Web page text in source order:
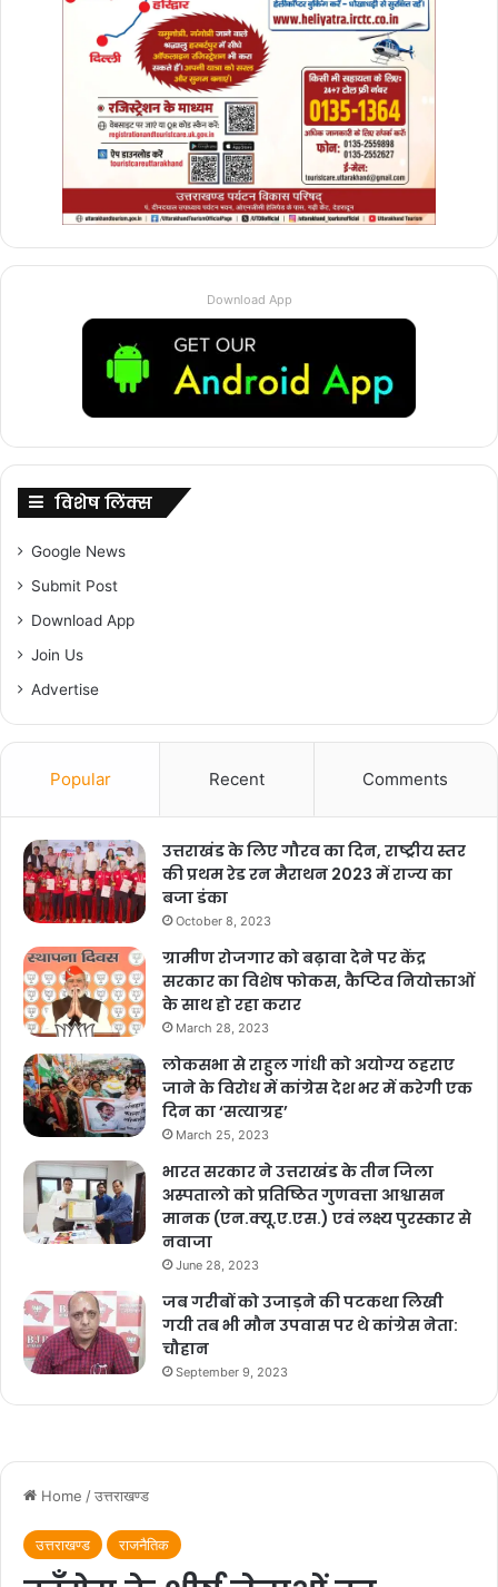
Download App
विशेष लिंक्स
Google News
Submit Post
Download App
Join Us
Advertise
Popular Recent Comments
उत्तराखंड के लिए गौरव का दिन, राष्ट्रीय स्तर
की प्रथम रेड रन मैराथन 2023 में राज्य का
बजा डंका
October 8, 2023
ग्रामीण रोजगार को बढ़ावा देने पर केंद्र
सरकार का विशेष फोकस, कैप्टिव नियोक्ताओं
के साथ हो रहा करार
March 28, 2023
लोकसभा से राहुल गांधी को अयोग्य ठहराए
जाने के विरोध में कांग्रेस देश भर में करेगी एक
दिन का ‘सत्याग्रह’
March 25, 2023
भारत सरकार ने उत्तराखंड के तीन जिला
अस्पतालो को प्रतिष्ठित गुणवत्ता आश्वासन
मानक (एन.क्यू.ए.एस.) एवं लक्ष्य पुरस्कार से
नवाजा
June 28, 2023
जब गरीबों को उजाड़ने की पटकथा लिखी
गयी तब भी मौन उपवास पर थे कांग्रेस नेता:
चौहान
September 9, 2023